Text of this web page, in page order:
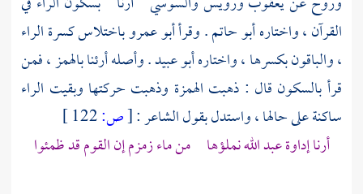
القرآن ، واختارهأبو حاتم. وقرأأبو عمروباختلاس كسرة الراء
، والباقون بكسرها ، واختارهأبو عبيد. وأصله أرئنا بالهمز ، فمن
قرأ بالسكون قال : ذهبت الهمزة وذهبت حركتها وبقيت الراء
ساكنة على حالها ، واستدل بقول الشاعر :[ص:
أرنا إداوة عبد الله نملؤها من ماء زمزم إن القوم قد ظمئوا